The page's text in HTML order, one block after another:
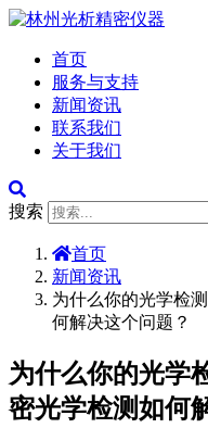
首页
服务与支持
新闻资讯
联系我们
关于我们
搜索
首页
新闻资讯
为什么你的光学检
何解决这个问题？
为什么你的光学
密光学检测如何